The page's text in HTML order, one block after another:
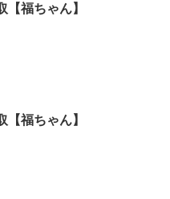
【福ちゃん】
【福ちゃん】